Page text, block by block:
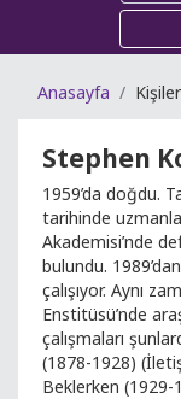
Anasayfa Kişiler
Stephen
1959’da doğdu.
tarihinde
Akademisi’nde
bulundu.
çalışıyor. Aynı
Enstitüsü’nde
çalışmaları
(1878-1928)
Beklerken (1929-